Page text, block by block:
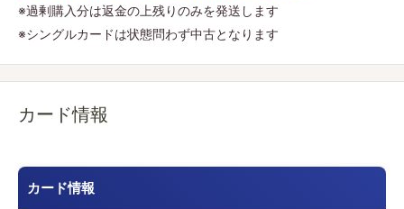
※過剰購入分は返金の上残りのみを発送します
※シングルカードは状態問わず中古となります
カード情報
カード情報